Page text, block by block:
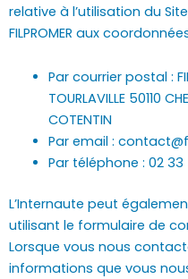
relative à l’utilisation du
FILPROMER aux
Par courrier postal :
TOURLAVILLE 50110
COTENTIN
Par email :
Par téléphone : 02 33
L’Internaute peut
utilisant le formulaire de
Lorsque vous nous
informations que vous